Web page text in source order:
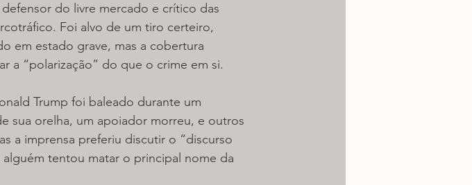
do livre mercado e crítico das
Foi alvo de um tiro certeiro,
em estado grave, mas a cobertura
a “polarização” do que o crime em si.
Trump foi baleado durante um
sua orelha, um apoiador morreu, e outros
a imprensa preferiu discutir o “discurso
tentou matar o principal nome da